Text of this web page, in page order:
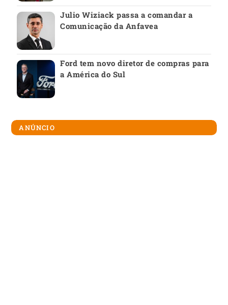
Julio Wiziack passa a comandar a
Comunicação da Anfavea
Ford tem novo diretor de compras para
a América do Sul
ANÚNCIO